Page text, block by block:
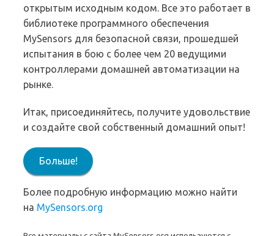
открытым исходным кодом. Все это работает в
библиотеке программного обеспечения
MySensors для безопасной связи, прошедшей
испытания в бою с более чем 20 ведущими
контроллерами домашней автоматизации на
рынке.
Итак, присоединяйтесь, получите удовольствие
и создайте свой собственный домашний опыт!
Больше!
Более подробную информацию можно найти
на MySensors.org